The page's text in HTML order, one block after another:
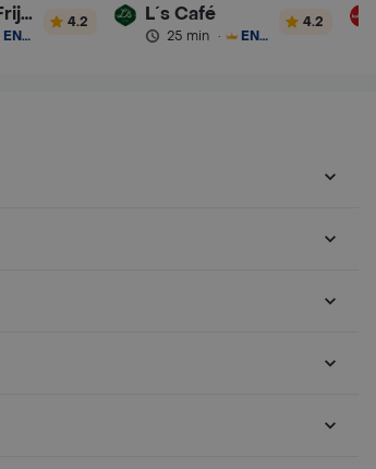
Sopitas y Frijoladas
ENVÍO GRATIS
4.2 L´s Café
25 min · ENVÍO GRATIS
4.2